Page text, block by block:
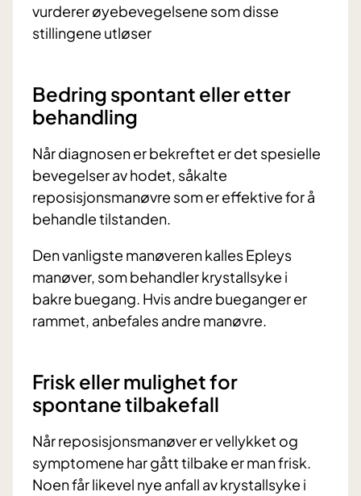
vurderer øyebevegelsene som disse
stillingene utløser
Bedring spontant eller etter
behandling
Når diagnosen er bekreftet er det spesielle
bevegelser av hodet, såkalte
reposisjonsmanøvre som er effektive for å
behandle tilstanden.
Den vanligste manøveren kalles Epleys
manøver, som behandler krystallsyke i
bakre buegang. Hvis andre bueganger er
rammet, anbefales andre manøvre.
Frisk eller mulighet for
spontane tilbakefall
Når reposisjonsmanøver er vellykket og
symptomene har gått tilbake er man frisk.
Noen får likevel nye anfall av krystallsyke i